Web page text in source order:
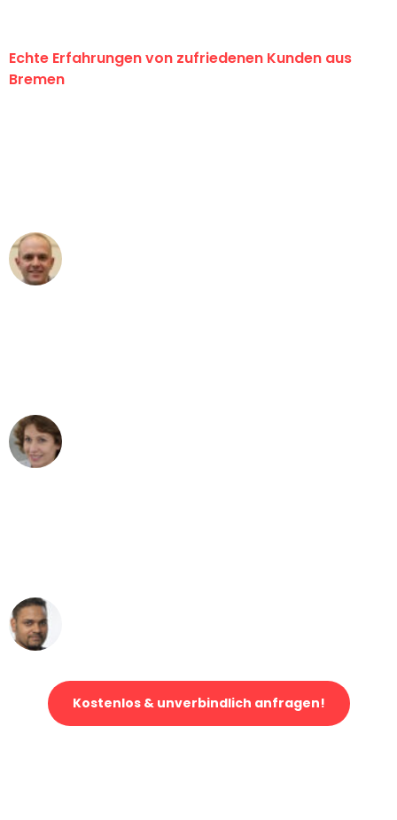
Echte Erfahrungen von zufriedenen Kunden aus
Bremen
Kostenlos & unverbindlich anfragen!